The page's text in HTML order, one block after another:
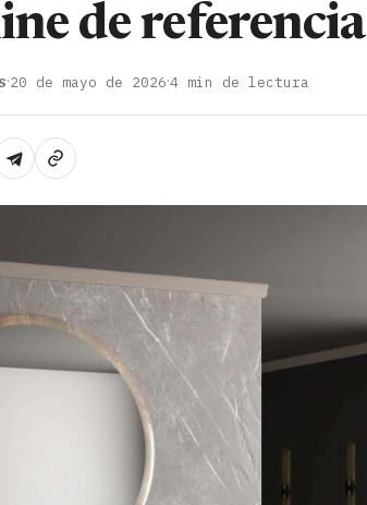
de referencia
·20 de mayo de 2026·4 min de lectura